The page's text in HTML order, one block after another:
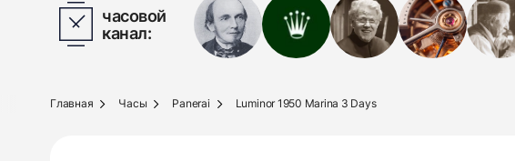
часовой
канал:
Главная Часы Panerai Luminor 1950 Marina 3 Days